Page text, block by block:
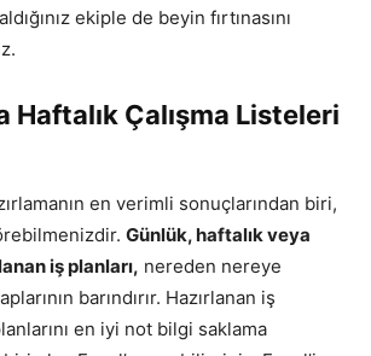
ekiple de beyin fırtınasını
Haftalık Çalışma Listeleri
en verimli sonuçlarından biri,
Günlük, haftalık veya
iş planları, nereden nereye
barındırır. Hazırlanan iş
en iyi not bilgi saklama